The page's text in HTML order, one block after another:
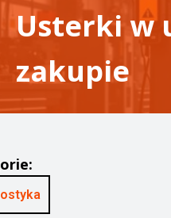
Usterki w
zakupie